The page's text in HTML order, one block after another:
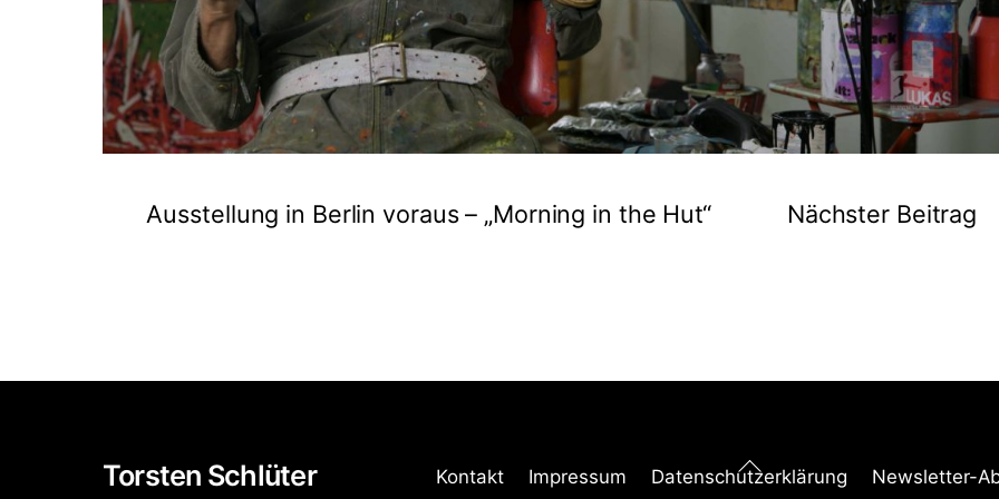
Ausstellung in Berlin voraus – „Morning in the Hut“ Nächster Beitrag
Back
To
Torsten Schlüter Kontakt Impressum Datenschutzerklärung Newsletter-